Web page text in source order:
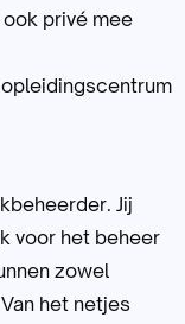
privé mee
Jij
voor het beheer
zowel
het netjes